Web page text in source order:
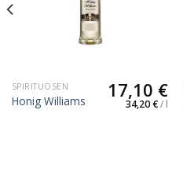
SPIRITUOSEN
Honig Williams 17,10 €
34,20€/l